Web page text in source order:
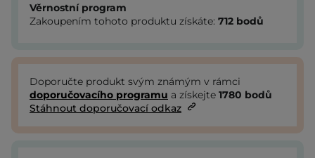
Věrnostní program
Zakoupením tohoto produktu získáte: 712 bodů
Doporučte produkt svým známým v rámci
doporučovacího programu a získejte 1780 bodů
Stáhnout doporučovací odkaz